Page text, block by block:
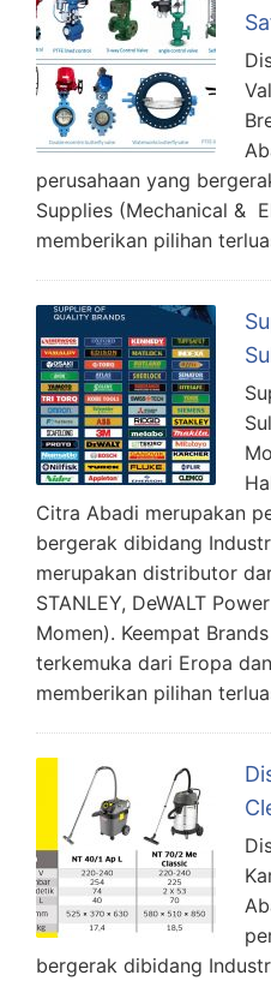
perusahaan yang
Supplies (Mechanical &
memberikan pilihan
Citra Abadi merupakan
bergerak dibidang
merupakan distributor
STANLEY, DeWALT
Momen). Keempat
terkemuka dari Eropa
memberikan pilihan
bergerak dibidang